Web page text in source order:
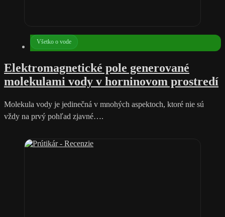
Všetko o vode
Elektromagnetické pole generované
molekulami vody v horninovom prostredí
Molekula vody je jedinečná v mnohých aspektoch, ktoré nie sú
vždy na prvý pohľad zjavné….